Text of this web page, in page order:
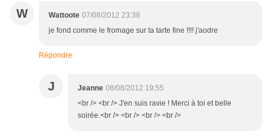
W Wattoote 07/08/2012 23:38
je fond comme le fromage sur ta tarte fine !!!! j'aodre
Répondre
J Jeanne 08/08/2012 19:55
<br /> <br /> J'en suis ravie ! Merci à toi et belle
soirée.<br /> <br /> <br /> <br />